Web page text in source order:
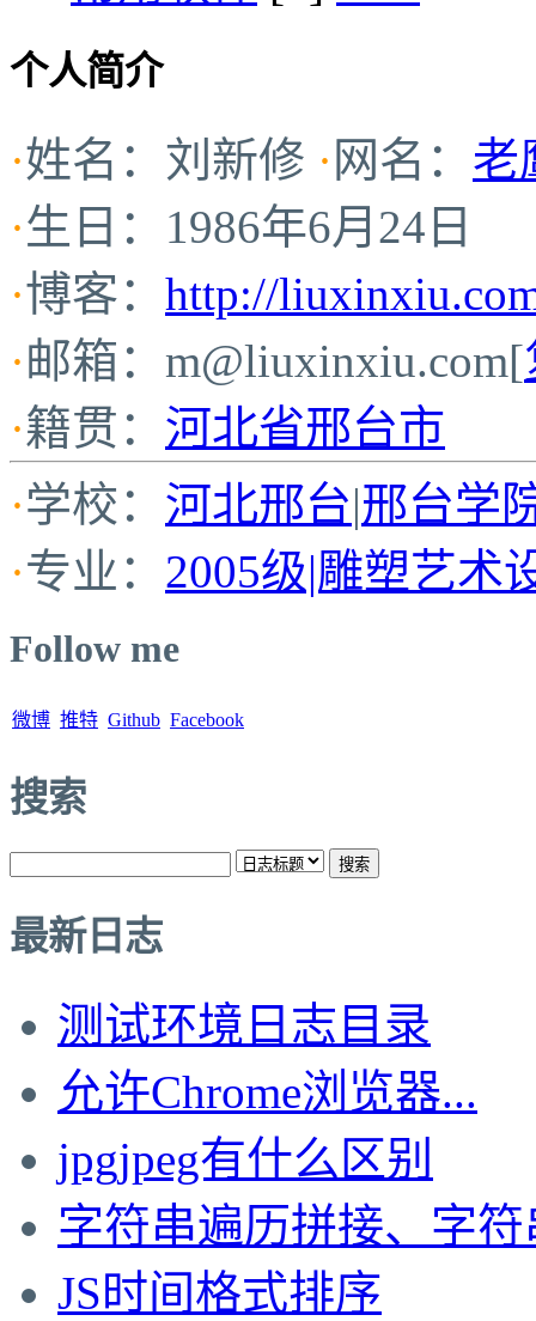
个人简介
·姓名：刘新修 · 网名： 老
·生日：1986年6月24日
·博客： http://
·邮箱： m@liuxinxiu.com[
·籍贯： 河北省邢台市
·学校： 河北邢台|邢台学
·专业： 2005级|雕塑艺术
Follow me
微博 推特 Github Facebook
搜索
最新日志
测试环境日志目录
允许Chrome浏览器...
jpgjpeg有什么区别
字符串遍历拼接、字符
JS时间格式排序